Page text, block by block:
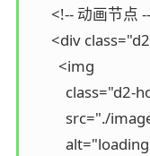
<!-- 动画节点
<div
        <img